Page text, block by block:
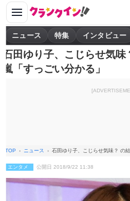
ニュース 特集 インタビュー
石田ゆり子、こじらせ気
嵐「すっごい分かる」
TOP ニュース 石田ゆり子、こじらせ気味？ の
エンタメ 公開日 2018/9/22 11:38